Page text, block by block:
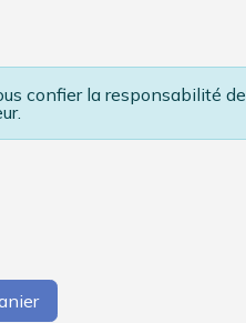
confier la responsabilité de